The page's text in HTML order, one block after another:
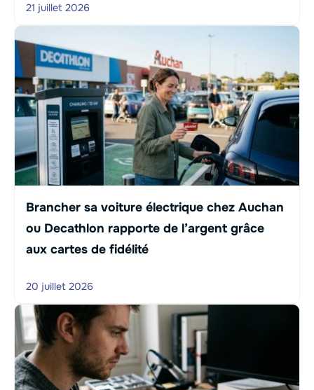
21 juillet 2026
Brancher sa voiture électrique chez Auchan
ou Decathlon rapporte de l’argent grâce
aux cartes de fidélité
20 juillet 2026